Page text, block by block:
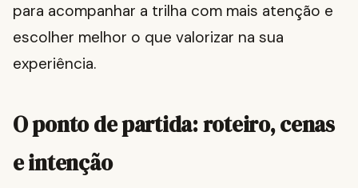
para acompanhar a trilha com mais atenção e
escolher melhor o que valorizar na sua
experiência.
O ponto de partida: roteiro, cenas
e intenção